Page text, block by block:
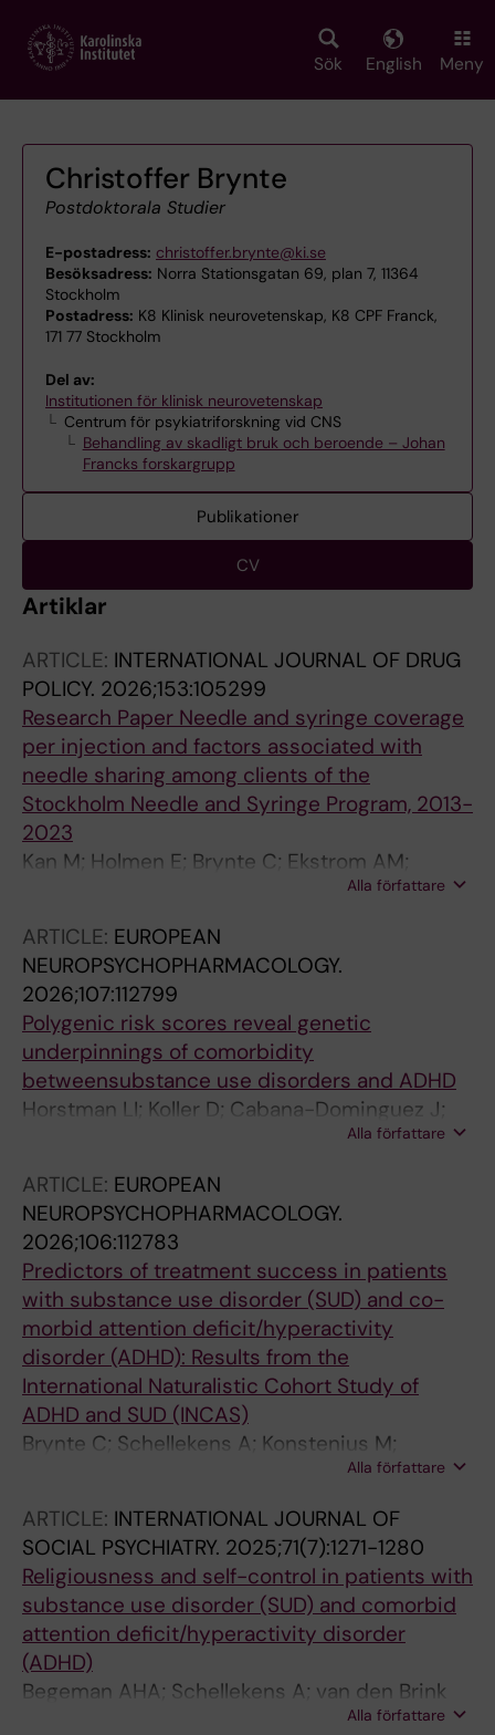
main
Sök English Meny
Christoffer Brynte
Postdoktorala Studier
E-postadress: christoffer.brynte@ki.se
Besöksadress: Norra Stationsgatan 69, plan 7, 11364
Stockholm
Postadress: K8 Klinisk neurovetenskap, K8 CPF Franck,
171 77 Stockholm
Del av:
Institutionen för klinisk neurovetenskap
Centrum för psykiatriforskning vid CNS
Behandling av skadligt bruk och beroende – Johan
Francks forskargrupp
Publikationer
CV
Artiklar
ARTICLE: INTERNATIONAL JOURNAL OF DRUG
POLICY. 2026;153:105299
Research Paper Needle and syringe coverage
per injection and factors associated with
needle sharing among clients of the
Stockholm Needle and Syringe Program, 2013-
2023
Kan M; Holmen E; Brynte C; Ekstrom AM;
Alla författare
ARTICLE: EUROPEAN
NEUROPSYCHOPHARMACOLOGY.
2026;107:112799
Polygenic risk scores reveal genetic
underpinnings of comorbidity
betweensubstance use disorders and ADHD
Horstman LI; Koller D; Cabana-Dominguez J;
Llonga N; Icick R; Vorspan F; Grau-Lopez L; van
JA; Kaye S; Farrell M; Allsop S; Brynte C; Franck
J; van Emmerik-van Oortmerssen K;
Demetrovics Z; Kapitany-Foveny M; Matthys
FIA; Dom G; Ribases M; Schellekens A
Alla författare
ARTICLE: EUROPEAN
NEUROPSYCHOPHARMACOLOGY.
2026;106:112783
Predictors of treatment success in patients
with substance use disorder (SUD) and co-
morbid attention deficit/hyperactivity
disorder (ADHD): Results from the
International Naturalistic Cohort Study of
ADHD and SUD (INCAS)
Brynte C; Schellekens A; Konstenius M;
Begeman AHA; Crunelle CL; Demetrovics Z;
M; Levin FR; Luderer M; Matthys F; Moggi F;
Palma-Alvarez RF; Ramos-Quiroga JA; Reif A;
Kernebeek MWV; Velez-Pastrana MC; Van Den
Brink W; Franck J
Alla författare
ARTICLE: INTERNATIONAL JOURNAL OF
SOCIAL PSYCHIATRY. 2025;71(7):1271-1280
Religiousness and self-control in patients with
substance use disorder (SUD) and comorbid
attention deficit/hyperactivity disorder
(ADHD)
Begeman AHA; Schellekens A; van den Brink
W; Barta C; Brynte C; Crunelle CL; De Fuentes-
Alla författare